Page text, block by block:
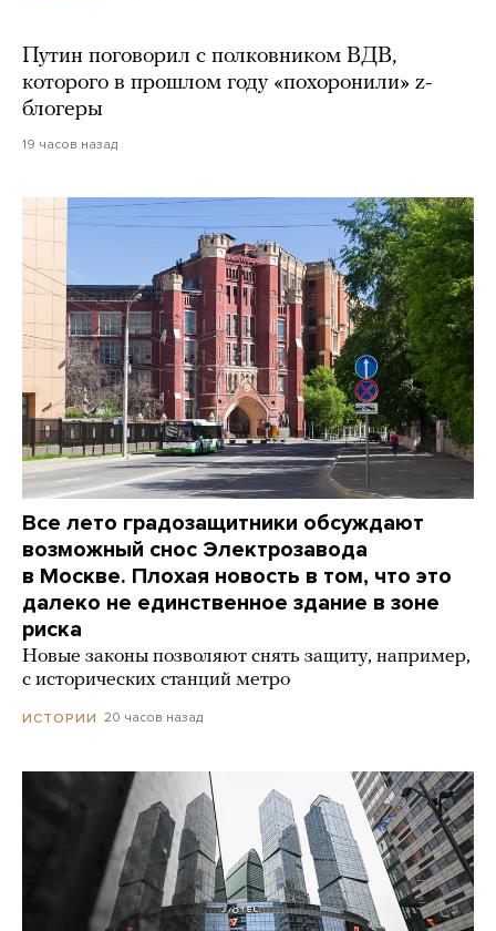
Путин поговорил с полковником ВДВ,
которого в прошлом году «похоронили» z-
блогеры
19 часов назад
Все лето градозащитники обсуждают
возможный снос Электрозавода
в Москве. Плохая новость в том, что это
далеко не единственное здание в зоне
риска
Новые законы позволяют снять защиту, например,
с исторических станций метро
ИСТОРИИ 20 часов назад